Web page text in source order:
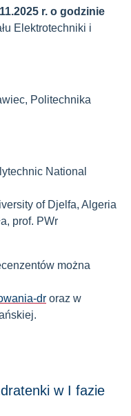
r. o godzinie
Elektrotechniki i
Politechnika
National
of Djelfa, Algeria
prof. PWr
można
dr oraz w
w I fazie